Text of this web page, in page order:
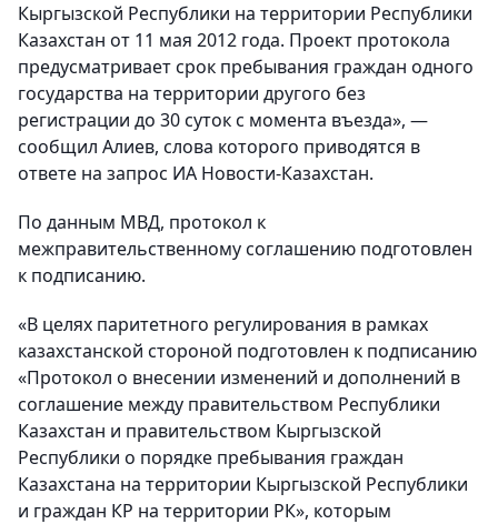
Кыргызской Республики на территории Республики
Казахстан от 11 мая 2012 года. Проект протокола
предусматривает срок пребывания граждан одного
государства на территории другого без
регистрации до 30 суток с момента въезда», —
сообщил Алиев, слова которого приводятся в
ответе на запрос ИА Новости-Казахстан.
По данным МВД, протокол к
межправительственному соглашению подготовлен
к подписанию.
«В целях паритетного регулирования в рамках
казахстанской стороной подготовлен к подписанию
«Протокол о внесении изменений и дополнений в
соглашение между правительством Республики
Казахстан и правительством Кыргызской
Республики о порядке пребывания граждан
Казахстана на территории Кыргызской Республики
и граждан КР на территории РК», которым